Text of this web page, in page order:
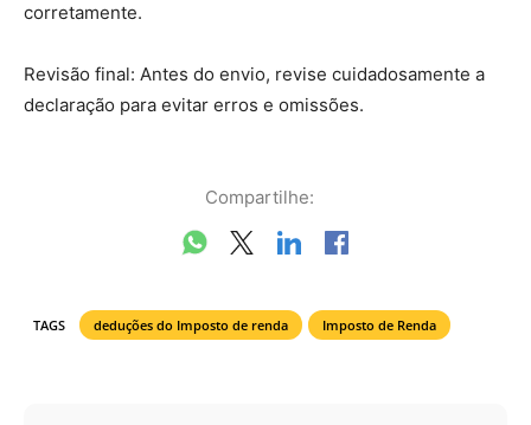
corretamente.
Revisão final: Antes do envio, revise cuidadosamente a
declaração para evitar erros e omissões.
Compartilhe:
TAGS deduções do Imposto de renda Imposto de Renda